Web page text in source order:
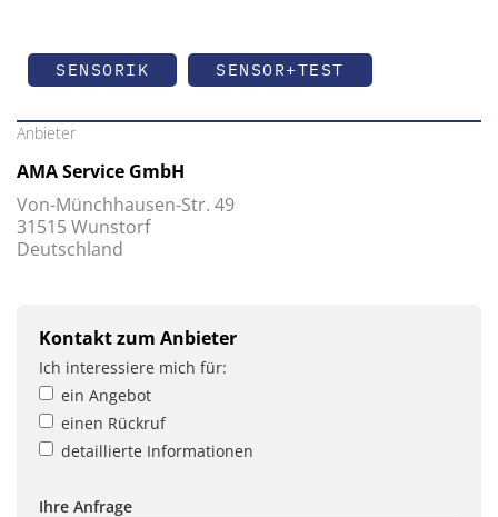
SENSORIK SENSOR+TEST
Anbieter
AMA Service GmbH
Von-Münchhausen-Str. 49
31515 Wunstorf
Deutschland
Kontakt zum Anbieter
Ich interessiere mich für:
ein Angebot
einen Rückruf
detaillierte Informationen
Ihre Anfrage